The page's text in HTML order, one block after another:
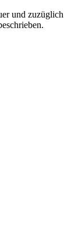
und zuzüglich